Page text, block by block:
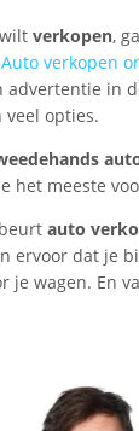
wilt verkopen,
Auto verkopen
advertentie in
veel opties.
het meeste
auto
ervoor dat je
je wagen. En